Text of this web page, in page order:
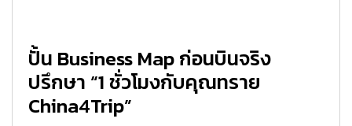
ปั้น Business Map ก่อนบินจริง
ปรึกษา “1 ชั่วโมงกับคุณทราย
China4Trip”